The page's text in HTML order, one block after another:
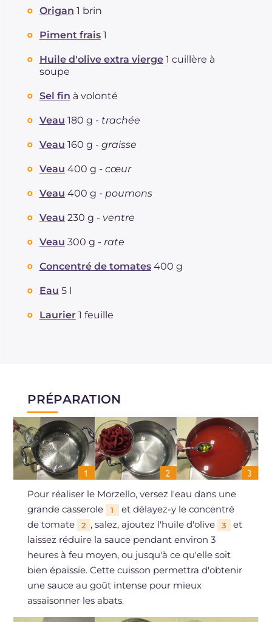
Origan 1 brin
Piment frais 1
Huile d'olive extra vierge 1 cuillère à
soupe
Sel fin à volonté
Veau 180 g - trachée
Veau 160 g - graisse
Veau 400 g - cœur
Veau 400 g - poumons
Veau 230 g - ventre
Veau 300 g - rate
Concentré de tomates 400 g
Eau 5 l
Laurier 1 feuille
PRÉPARATION
Pour réaliser le Morzello, versez l'eau dans une
grande casserole
1
et délayez-y le concentré
de tomate
2 , salez, ajoutez l'huile d'olive 3
et
laissez réduire la sauce pendant environ 3
heures à feu moyen, ou jusqu'à ce qu'elle soit
bien épaissie. Cette cuisson permettra d'obtenir
une sauce au goût intense pour mieux
assaisonner les abats.